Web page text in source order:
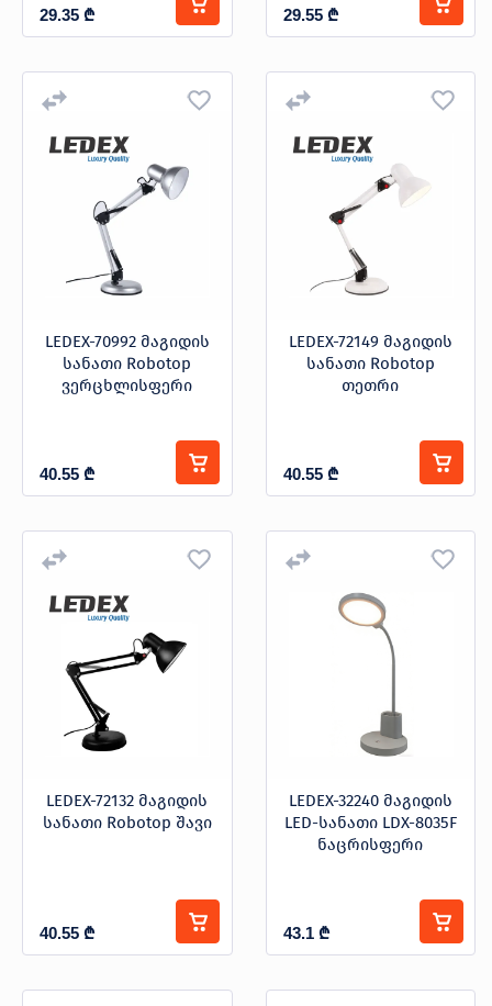
29.35 ₾ 29.55 ₾
LEDEX-70992 მაგიდის
სანათი Robotop
ვერცხლისფერი
40.55 ₾
LEDEX-72149 მაგიდის
სანათი Robotop
თეთრი
40.55 ₾
LEDEX-72132 მაგიდის
სანათი Robotop შავი
40.55 ₾
LEDEX-32240 მაგიდის
LED-სანათი LDX-8035F
ნაცრისფერი
43.1 ₾